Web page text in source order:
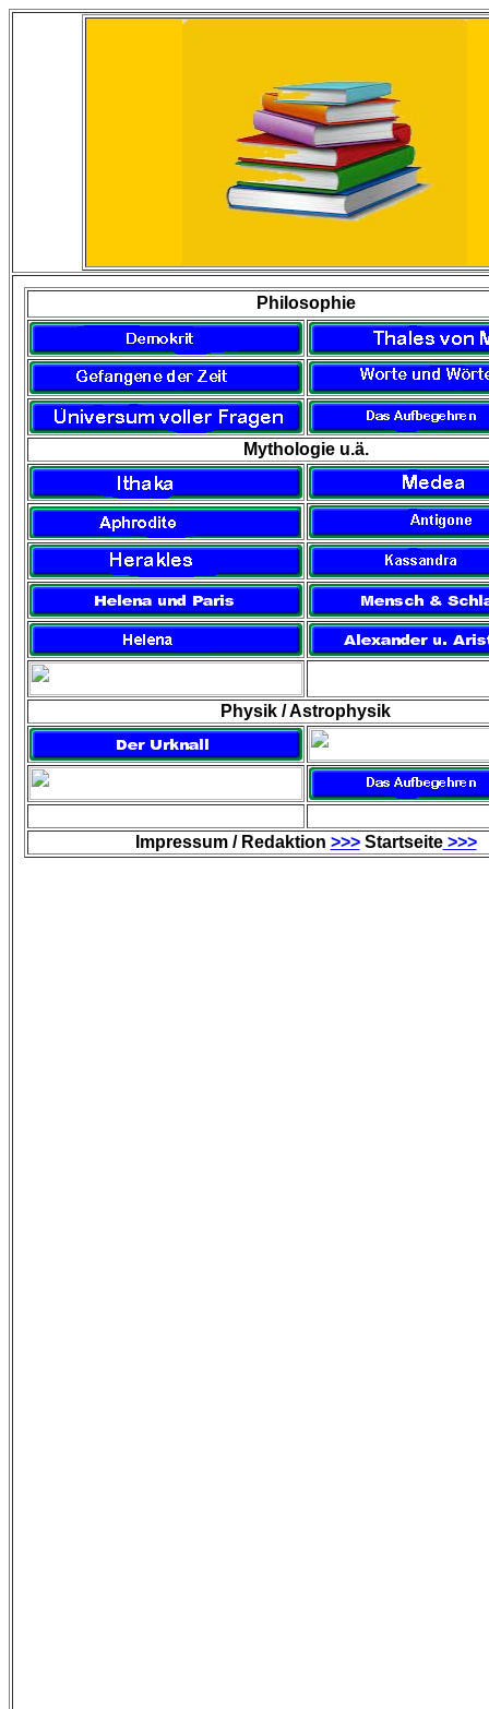
Philosophie
Mythologie u.ä.
Physik / Astrophysik
Impressum / Redaktion >>>Startseite>>>